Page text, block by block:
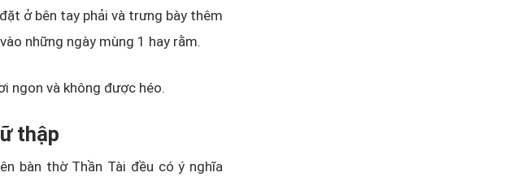
ở bên tay phải và trưng bày thêm
những ngày mùng 1 hay rằm.
ngon và không được héo.
thập
bàn thờ Thần Tài đều có ý nghĩa